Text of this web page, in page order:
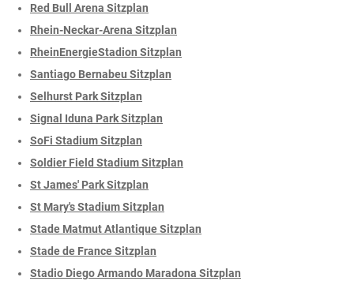
Red Bull Arena Sitzplan
Rhein-Neckar-Arena Sitzplan
RheinEnergieStadion Sitzplan
Santiago Bernabeu Sitzplan
Selhurst Park Sitzplan
Signal Iduna Park Sitzplan
SoFi Stadium Sitzplan
Soldier Field Stadium Sitzplan
St James' Park Sitzplan
St Mary's Stadium Sitzplan
Stade Matmut Atlantique Sitzplan
Stade de France Sitzplan
Stadio Diego Armando Maradona Sitzplan